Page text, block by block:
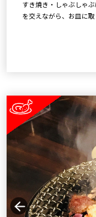
すき焼き・しゃぶしゃ
を交えながら、お皿に取